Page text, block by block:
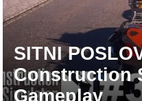
GOTOVA
ZGRADA 🚧
Simulator
SITNI
Construction
Gameplay